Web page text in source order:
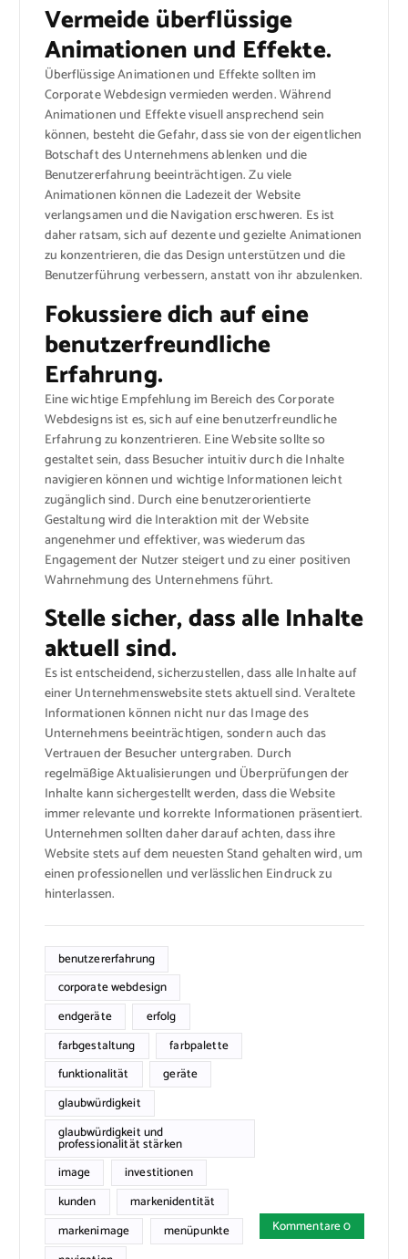
Vermeide überflüssige
Animationen und Effekte.
Überflüssige Animationen und Effekte sollten im
Corporate Webdesign vermieden werden. Während
Animationen und Effekte visuell ansprechend sein
können, besteht die Gefahr, dass sie von der eigentlichen
Botschaft des Unternehmens ablenken und die
Benutzererfahrung beeinträchtigen. Zu viele
Animationen können die Ladezeit der Website
verlangsamen und die Navigation erschweren. Es ist
daher ratsam, sich auf dezente und gezielte Animationen
zu konzentrieren, die das Design unterstützen und die
Benutzerführung verbessern, anstatt von ihr abzulenken.
Fokussiere dich auf eine
benutzerfreundliche
Erfahrung.
Eine wichtige Empfehlung im Bereich des Corporate
Webdesigns ist es, sich auf eine benutzerfreundliche
Erfahrung zu konzentrieren. Eine Website sollte so
gestaltet sein, dass Besucher intuitiv durch die Inhalte
navigieren können und wichtige Informationen leicht
zugänglich sind. Durch eine benutzerorientierte
Gestaltung wird die Interaktion mit der Website
angenehmer und effektiver, was wiederum das
Engagement der Nutzer steigert und zu einer positiven
Wahrnehmung des Unternehmens führt.
Stelle sicher, dass alle Inhalte
aktuell sind.
Es ist entscheidend, sicherzustellen, dass alle Inhalte auf
einer Unternehmenswebsite stets aktuell sind. Veraltete
Informationen können nicht nur das Image des
Unternehmens beeinträchtigen, sondern auch das
Vertrauen der Besucher untergraben. Durch
regelmäßige Aktualisierungen und Überprüfungen der
Inhalte kann sichergestellt werden, dass die Website
immer relevante und korrekte Informationen präsentiert.
Unternehmen sollten daher darauf achten, dass ihre
Website stets auf dem neuesten Stand gehalten wird, um
einen professionellen und verlässlichen Eindruck zu
hinterlassen.
benutzererfahrung
corporate webdesign
endgeräte
erfolg
farbgestaltung
farbpalette
funktionalität
geräte
glaubwürdigkeit
glaubwürdigkeit und
professionalität stärken
image
investitionen
kunden
markenidentität
markenimage
menüpunkte
Kommentare 0